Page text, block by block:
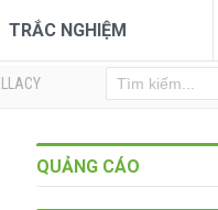
TRẮC NGHIỆM
QUẢNG CÁO